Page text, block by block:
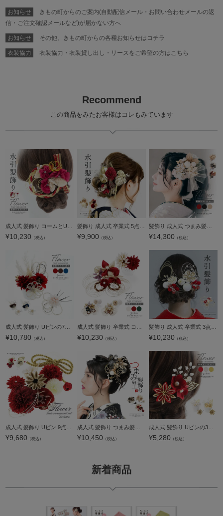
お知らせ
きもの町からのご案内(自動配信メール・お問い合わせメールの返
信・ご注文確認メールなど)が届かない方へ
お知らせ その他、きもの町からの各種お知らせはコチラ
衣装協力 衣装協力・衣装貸し出し・リースをご希望の方はこちら
Recommend
この商品をみたお客様はコレもみています
¥10,230 （税込） ¥9,900 （税込） ¥14,300 （税込）
¥10,780 （税込） ¥10,230 （税込） ¥10,230 （税込）
成人式 髪飾り Uピン 9点セット 「花ごころ アーティフィシャルフラワー 赤 白」全2種 振袖用髪飾り お花髪飾り 成人式 卒業式 結婚式 着物 日本製【メール便不可】
¥9,680 （税込）
成人式 髪飾り つまみ髪飾り コームとUピンの2点セット「白・黒・赤 花々と玉飾り」日本製 振袖用髪飾り お花髪飾り 成人式 卒業式 結婚式 着物【メール便不可】
¥10,450 （税込）
成人式 髪飾り Uピンの3点セット「アカ・シロ・ゴールド 梅につまみの菊」日本製 振袖用髪飾り お花髪飾り 成人式 卒業式 結婚式 着物【メール便不可】
¥5,280 （税込）
新着商品